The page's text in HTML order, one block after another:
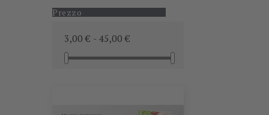
Prezzo
3,00 € - 45,00 €